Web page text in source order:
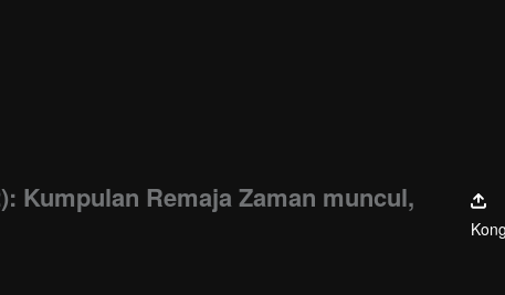
Kumpulan Remaja Zaman muncul,